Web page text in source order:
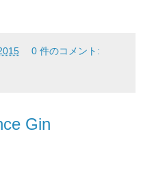
0 件のコメント:
Gin